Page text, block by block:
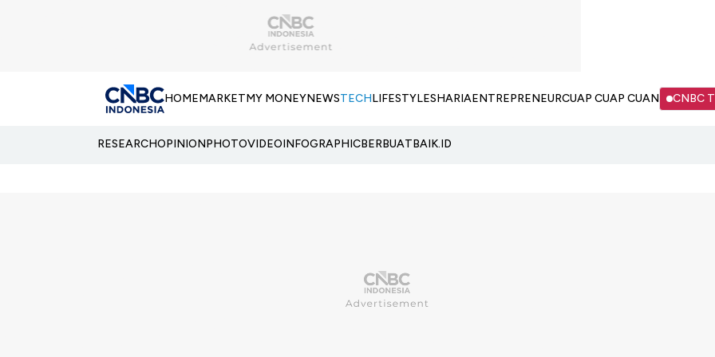
HOMEMARKETMY MONEYNEWSTECHLIFESTYLESHARIAENTREPRENEURCUAP CUAP CUAN CNBC
RESEARCHOPINIONPHOTOVIDEOINFOGRAPHICBERBUATBAIK.ID